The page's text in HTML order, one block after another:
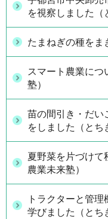
を視察しました（
たまねぎの種をま
スマート農業につ
塾）
苗の間引き・だい
をしました（とち
夏野菜を片づけて
農業未来塾）
トラクターと管
学びました（とち